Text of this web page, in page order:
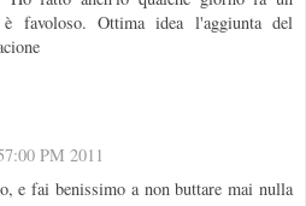
favoloso. Ottima idea l'aggiunta del
PM 2011
e fai benissimo a non buttare mai nulla